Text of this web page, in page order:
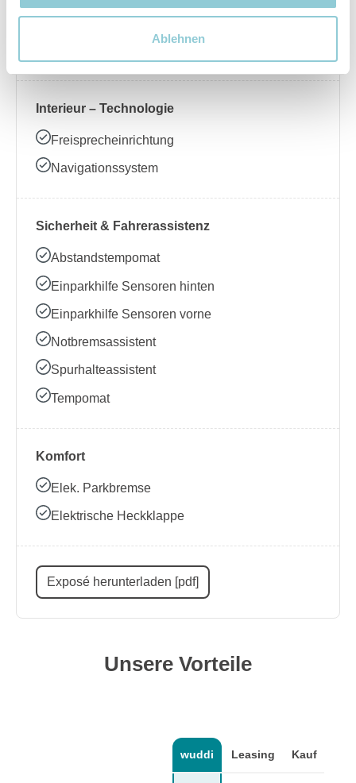
Ablehnen
Beheizbares Lenkrad
Interieur – Technologie
Freisprecheinrichtung
Navigationssystem
Sicherheit & Fahrerassistenz
Abstandstempomat
Einparkhilfe Sensoren hinten
Einparkhilfe Sensoren vorne
Notbremsassistent
Spurhalteassistent
Tempomat
Komfort
Elek. Parkbremse
Elektrische Heckklappe
Exposé herunterladen [pdf]
Unsere Vorteile
wuddi Leasing Kauf